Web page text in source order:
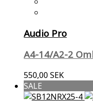
Audio Pro
A4-14/A2-2
550,00 SEK
SALE